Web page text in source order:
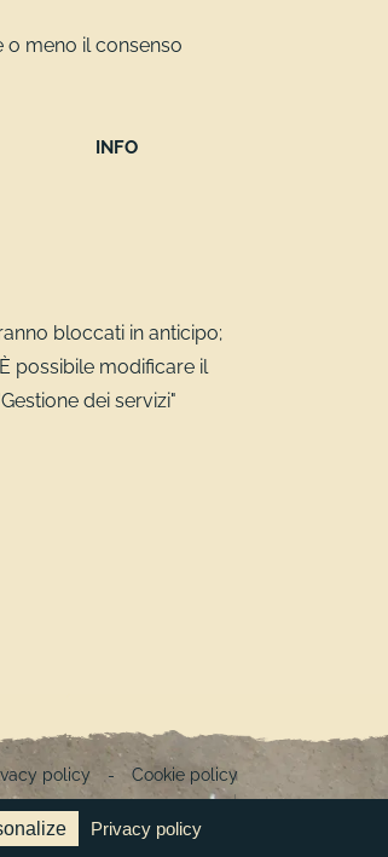
o meno il consenso
INFO
bloccati in anticipo;
possibile modificare il
dei servizi"
policy - Cookie policy
Privacy policy